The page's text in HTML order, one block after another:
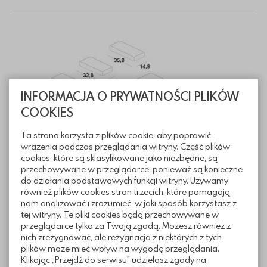
INFORMACJA O PRYWATNOŚCI PLIKÓW
COOKIES
Ta strona korzysta z plików cookie, aby poprawić
wrażenia podczas przeglądania witryny. Część plików
cookies, które są sklasyfikowane jako niezbędne, są
przechowywane w przeglądarce, ponieważ są konieczne
do działania podstawowych funkcji witryny. Używamy
również plików cookies stron trzecich, które pomagają
nam analizować i zrozumieć, w jaki sposób korzystasz z
tej witryny. Te pliki cookies będą przechowywane w
przeglądarce tylko za Twoją zgodą. Możesz również z
nich zrezygnować, ale rezygnacja z niektórych z tych
plików może mieć wpływ na wygodę przeglądania.
Klikając „Przejdź do serwisu” udzielasz zgody na
Informacje techniczne
Sposoby ułożenia